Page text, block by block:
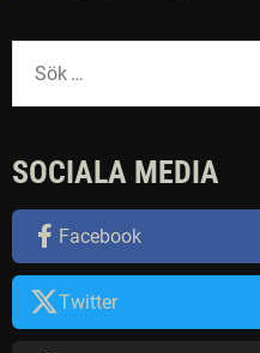
k
f
t
r
SOCIALA MEDIA
Facebook
Twitter